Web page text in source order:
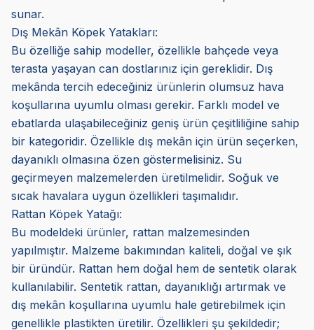
sunar.
Dış Mekân Köpek Yatakları:
Bu özelliğe sahip modeller, özellikle bahçede veya
terasta yaşayan can dostlarınız için gereklidir. Dış
mekânda tercih edeceğiniz ürünlerin olumsuz hava
koşullarına uyumlu olması gerekir. Farklı model ve
ebatlarda ulaşabileceğiniz geniş ürün çeşitliliğine sahip
bir kategoridir. Özellikle dış mekân için ürün seçerken,
dayanıklı olmasına özen göstermelisiniz. Su
geçirmeyen malzemelerden üretilmelidir. Soğuk ve
sıcak havalara uygun özellikleri taşımalıdır.
Rattan Köpek Yatağı:
Bu modeldeki ürünler, rattan malzemesinden
yapılmıştır. Malzeme bakımından kaliteli, doğal ve şık
bir üründür. Rattan hem doğal hem de sentetik olarak
kullanılabilir. Sentetik rattan, dayanıklığı artırmak ve
dış mekân koşullarına uyumlu hale getirebilmek için
genellikle plastikten üretilir. Özellikleri şu şekildedir;